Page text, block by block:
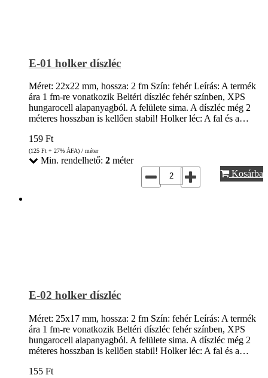
E-01 holker díszléc
Méret: 22x22 mm, hossza: 2 fm Szín: fehér Leírás: A termék
ára 1 fm-re vonatkozik Beltéri díszléc fehér színben, XPS
hungarocell alapanyagból. A felülete sima. A díszléc még 2
méteres hosszban is kellően stabil! Holker léc: A fal és a…
159 Ft
(125 Ft + 27% ÁFA) / méter
Min. rendelhető: 2 méter
Kosárba
E-02 holker díszléc
Méret: 25x17 mm, hossza: 2 fm Szín: fehér Leírás: A termék
ára 1 fm-re vonatkozik Beltéri díszléc fehér színben, XPS
hungarocell alapanyagból. A felülete sima. A díszléc még 2
méteres hosszban is kellően stabil! Holker léc: A fal és a…
155 Ft